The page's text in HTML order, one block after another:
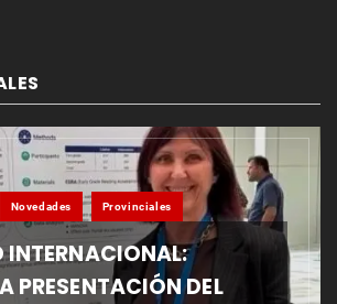
Novedades Provinciales
INTERNACIONAL:
PRESENTACIÓN DEL